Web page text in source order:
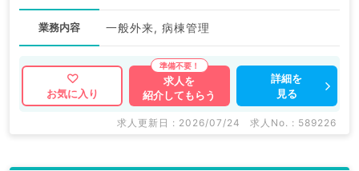
業務内容 一般外来, 病棟管理
お気に入り
求人を
紹介してもらう
詳細を
見る
求人更新日 : 2026/07/24 求人No. : 589226